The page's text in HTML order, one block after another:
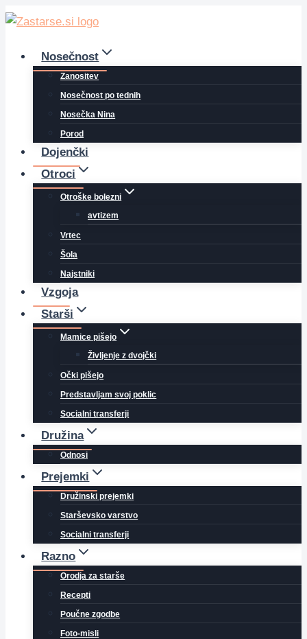
Skip
contentNosečnost
Zanositev
Nosečnost po tednih
Nosečka Nina
Porod
Dojenčki
Otroci
Otroške bolezni
avtizem
Vrtec
Šola
Najstniki
Vzgoja
Starši
Mamice pišejo
Življenje z dvojčki
Očki pišejo
Predstavljam svoj poklic
Socialni transferji
Družina
Odnosi
Prejemki
Družinski prejemki
Starševsko varstvo
Socialni transferji
Razno
Orodja za starše
Recepti
Poučne zgodbe
Foto-misli